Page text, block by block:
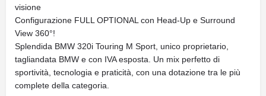
visione
Configurazione FULL OPTIONAL con Head-Up e Surround
View 360°!
Splendida BMW 320i Touring M Sport, unico proprietario,
tagliandata BMW e con IVA esposta. Un mix perfetto di
sportività, tecnologia e praticità, con una dotazione tra le più
complete della categoria.